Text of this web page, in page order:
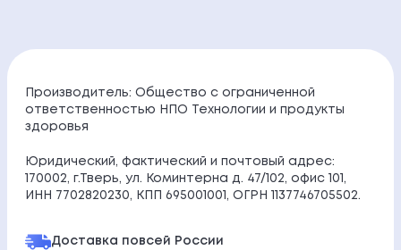
Производитель: Общество с ограниченной
ответственностью НПО Технологии и продукты
здоровья
Юридический, фактический и почтовый адрес:
170002, г.Тверь, ул. Коминтерна д. 47/102, офис 101,
ИНН 7702820230, КПП 695001001, ОГРН 1137746705502.
Доставка повсей России